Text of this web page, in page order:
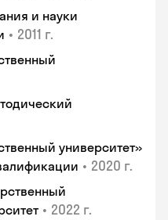
и науки
• 2011 г.
университет»
• 2020 г.
• 2022 г.